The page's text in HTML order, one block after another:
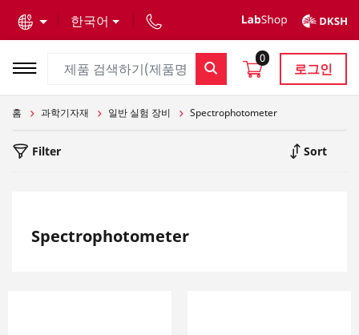
한국어
0
로그인
홈 과학기자재 일반 실험 장비 Spectrophotometer
Filter Sort
Spectrophotometer